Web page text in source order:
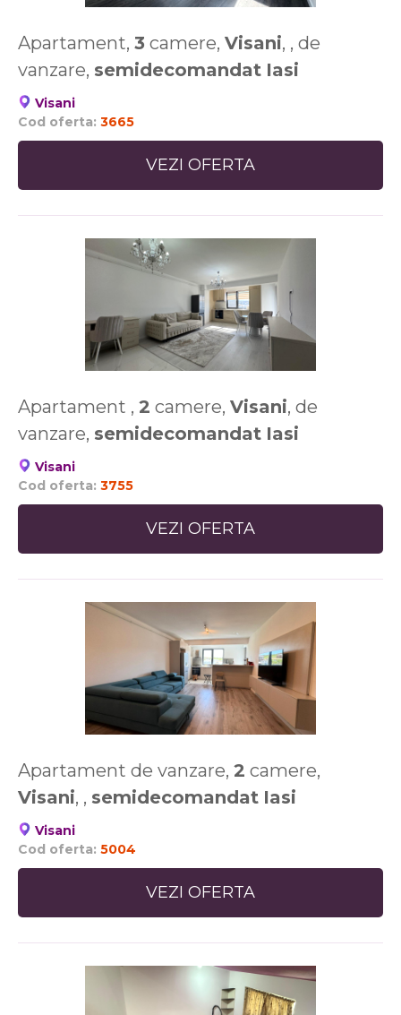
Apartament, 3 camere, Visani, , de
vanzare, semidecomandat Iasi
Visani
Cod oferta: 3665
VEZI OFERTA
Apartament , 2 camere, Visani, de
vanzare, semidecomandat Iasi
Visani
Cod oferta: 3755
VEZI OFERTA
Apartament de vanzare, 2 camere,
Visani, , semidecomandat Iasi
Visani
Cod oferta: 5004
VEZI OFERTA